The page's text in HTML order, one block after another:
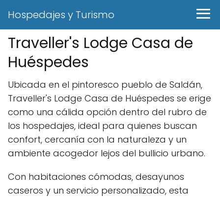
Hospedajes y Turismo
Traveller's Lodge Casa de
Huéspedes
Ubicada en el pintoresco pueblo de Saldán,
Traveller's Lodge Casa de Huéspedes se erige
como una cálida opción dentro del rubro de
los hospedajes, ideal para quienes buscan
confort, cercanía con la naturaleza y un
ambiente acogedor lejos del bullicio urbano.
Con habitaciones cómodas, desayunos
caseros y un servicio personalizado, esta